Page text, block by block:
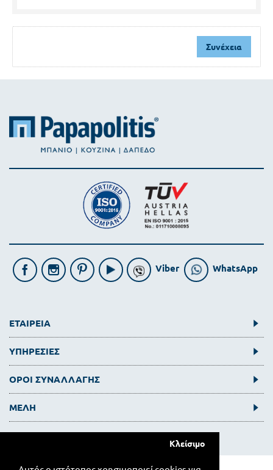
Κλείσιμο
Συνέχεια
Viber WhatsApp
ΕΤΑΙΡΕΙΑ
ΥΠΗΡΕΣΙΕΣ
ΟΡΟΙ ΣΥΝΑΛΛΑΓΗΣ
ΜΕΛΗ